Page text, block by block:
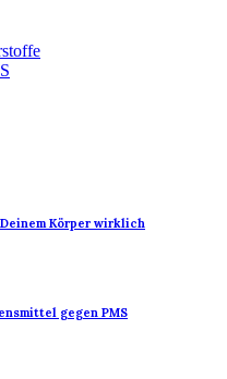
Körper wirklich
gegen PMS